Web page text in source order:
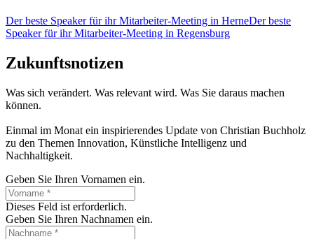
Der beste Speaker für ihr Mitarbeiter-Meeting in HerneDer beste
Speaker für ihr Mitarbeiter-Meeting in Regensburg
Zukunftsnotizen
Was sich verändert. Was relevant wird. Was Sie daraus machen
können.
Einmal im Monat ein inspirierendes Update von Christian Buchholz
zu den Themen Innovation, Künstliche Intelligenz und
Nachhaltigkeit.
Geben Sie Ihren Vornamen ein.
Dieses Feld ist erforderlich.
Geben Sie Ihren Nachnamen ein.